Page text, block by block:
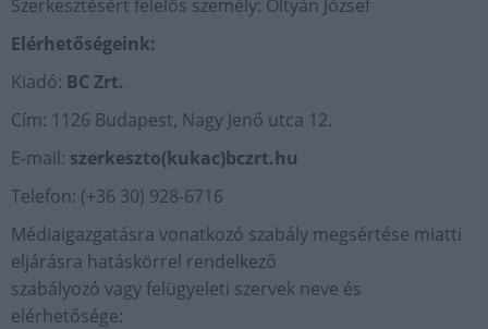
Szerkesztésért felelős személy: Oltyán József
Elérhetőségeink:
Kiadó: BC Zrt.
Cím: 1126 Budapest, Nagy Jenő utca 12.
E-mail: szerkeszto(kukac)bczrt.hu
Telefon: (+36 30) 928-6716
Médiaigazgatásra vonatkozó szabály megsértése miatti
eljárásra hatáskörrel rendelkező
szabályozó vagy felügyeleti szervek neve és
elérhetősége: